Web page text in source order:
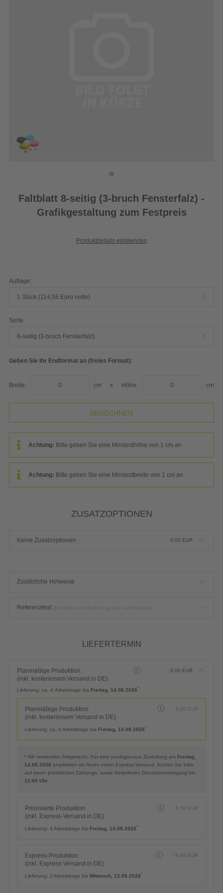
Faltblatt 8-seitig (3-bruch Fensterfalz) -
Grafikgestaltung zum Festpreis
Produktdetails einblenden
Auflage:
1 Stück (114,58 Euro netto)
Sorte:
8-seitig (3-bruch Fensterfalz)
Geben Sie Ihr Endformat an (freies Format):
Breite: cm x Höhe: cm
Achtung: Bitte geben Sie eine Mindesthöhe von 1 cm an
Achtung: Bitte geben Sie eine Mindestbreite von 1 cm an
ZUSATZOPTIONEN
Keine Zusatzoptionen 0,00 EUR
Zusätzliche Hinweise
Referenztext
LIEFERTERMIN
Planmäßige Produktion
(inkl. kostenlosem Versand in DE)
0,00 EUR
Lieferung: ca. 4 Arbeitstage bis Freitag, 14.08.2026*
Planmäßige Produktion
(inkl. kostenlosem Versand in DE)
0,00 EUR
Lieferung: ca. 4 Arbeitstage bis Freitag, 14.08.2026*
* Wir versenden fristgerecht. Für eine punktgenaue Zustellung am Freitag,
14.08.2026 empfehlen wir Ihnen einen Express-Versand. Achten Sie bitte
auf einen pünktlichen Zahlungs- sowie fehlerfreien Druckdateneingang bis
12:00 Uhr
Priorisierte Produktion
(inkl. Express-Versand in DE)
6,50 EUR
Lieferung: 4 Arbeitstage bis Freitag, 14.08.2026*
Express-Produktion
(inkl. Express-Versand in DE)
76,85 EUR
Lieferung: 2 Arbeitstage bis Mittwoch, 12.08.2026*